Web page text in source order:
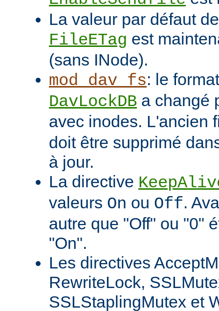
La valeur par défaut
FileETag est
(sans INode).
mod_dav_fs: le
DavLockDB a changé
avec inodes. L'ancien
doit être supprimé
à jour.
La directive
valeurs On ou Off.
autre que "Off" ou "0"
"On".
Les directives
RewriteLock,
SSLStaplingMutex et